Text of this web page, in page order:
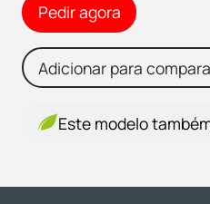
Pedir agora
Adicionar para
Este modelo